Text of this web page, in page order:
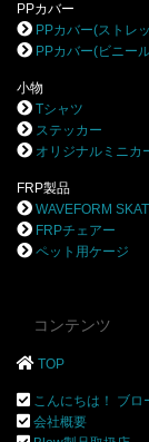
PPカバー
PPカバー(ストレ
PPカバー(ビニー
小物
Tシャツ
ステッカー
オリジナルミニカ
FRP製品
WAVEFORM
FRPチェアー
ペット用ケージ
コンテンツ
TOP
こんにちは！ ブロ
会社概要